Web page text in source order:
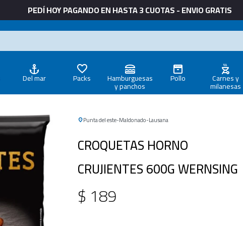
PEDÍ HOY PAGANDO EN HASTA 3 CUOTAS - ENVIO GRATIS
Del mar Packs Hamburguesas
y panchos
Pollo Carnes y
milanesas
Punta del este Maldonado Lausana
CROQUETAS HORNO
CRUJIENTES 600G WERNSING
$ 189